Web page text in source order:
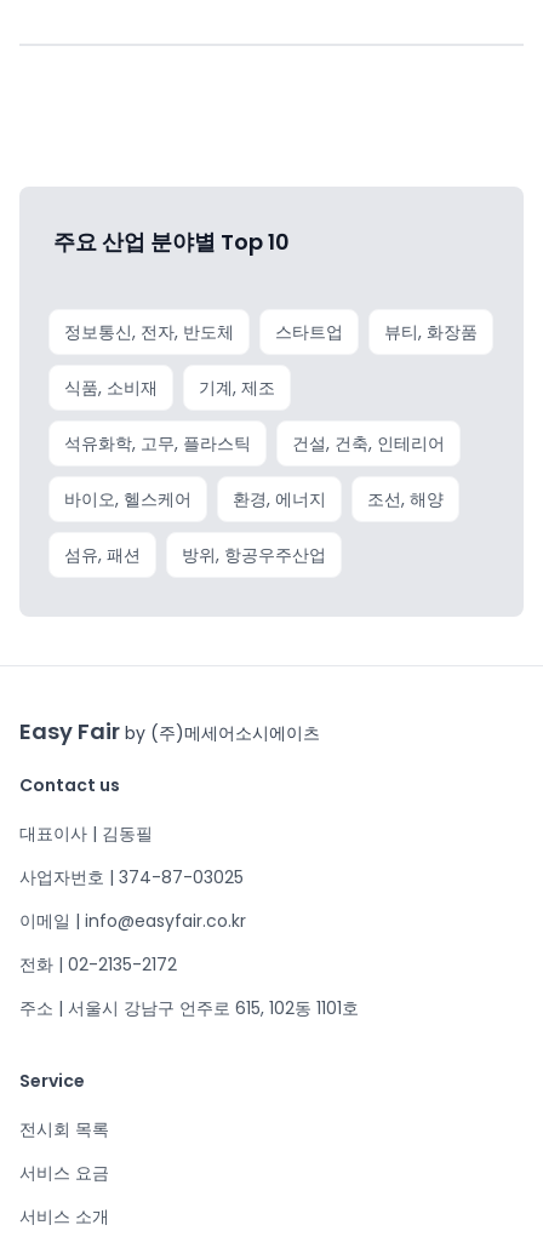
주요 산업 분야별 Top 10
정보통신, 전자, 반도체 스타트업 뷰티, 화장품
식품, 소비재 기계, 제조
석유화학, 고무, 플라스틱 건설, 건축, 인테리어
바이오, 헬스케어 환경, 에너지 조선, 해양
섬유, 패션 방위, 항공우주산업
Easy Fair by (주)메세어소시에이츠
Contact us
대표이사 | 김동필
사업자번호 | 374-87-03025
이메일 | info@easyfair.co.kr
전화 | 02-2135-2172
주소 | 서울시 강남구 언주로 615, 102동 1101호
Service
전시회 목록
서비스 요금
서비스 소개